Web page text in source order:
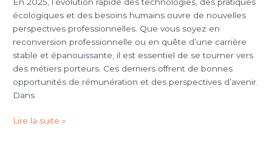
écologiques et des besoins humains ouvre de nouvelles
perspectives professionnelles. Que vous soyez en
reconversion professionnelle ou en quête d’une carrière
stable et épanouissante, il est essentiel de se tourner vers
des métiers porteurs. Ces derniers offrent de bonnes
opportunités de rémunération et des perspectives d’avenir.
Dans
2025
Lire la suite »